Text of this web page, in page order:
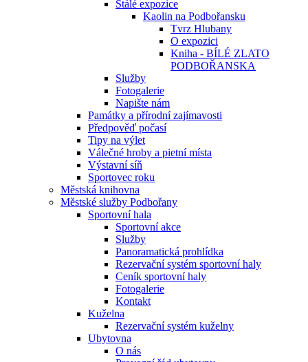
Stálé expozice
Kaolin na Podbořansku
Tvrz Hlubany
O expozici
Kniha - BÍLÉ ZLATO
PODBOŘANSKA
Služby
Fotogalerie
Napište nám
Památky a přírodní zajímavosti
Předpověď počasí
Tipy na výlet
Válečné hroby a pietní místa
Výstavní síň
Sportovec roku
Městská knihovna
Městské služby Podbořany
Sportovní hala
Sportovní akce
Služby
Panoramatická prohlídka
Rezervační systém sportovní haly
Ceník sportovní haly
Fotogalerie
Kontakt
Kuželna
Rezervační systém kuželny
Ubytovna
O nás